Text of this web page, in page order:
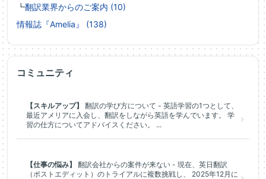
┗翻訳業界からのご案内 (10)
情報誌『Amelia』 (138)
コミュニティ
【スキルアップ】
翻訳の学び方について - 英語学習の1つとして、
最近アメリアに入会し、翻訳をしながら英語を学んでいます。 学
習の仕方についてアドバイスください。 ...
【仕事の悩み】
翻訳会社からの案件が来ない - 現在、英日翻訳
（ポストエディット）のトライアルに複数挑戦し、 2025年12月に